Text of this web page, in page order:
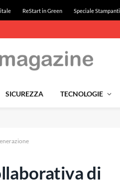
ReStart in Green Speciale Stampanti
SICUREZZA TECNOLOGIE
di